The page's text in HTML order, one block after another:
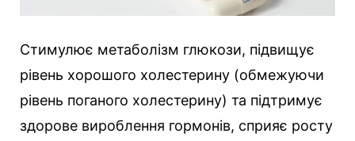
Стимулює метаболізм глюкози, підвищує
рівень хорошого холестерину (обмежуючи
рівень поганого холестерину) та підтримує
здорове вироблення гормонів, сприяє росту